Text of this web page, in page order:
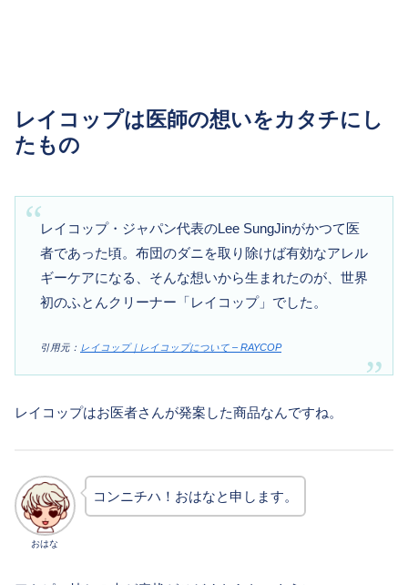
レイコップは医師の想いをカタチにし
たもの
レイコップ・ジャパン代表のLee SungJinがかつて医
者であった頃。布団のダニを取り除けば有効なアレル
ギーケアになる、そんな想いから生まれたのが、世界
初のふとんクリーナー「レイコップ」でした。
引用元： レイコップ｜レイコップについて – RAYCOP
レイコップはお医者さんが発案した商品なんですね。
おはな
コンニチハ！おはなと申します。